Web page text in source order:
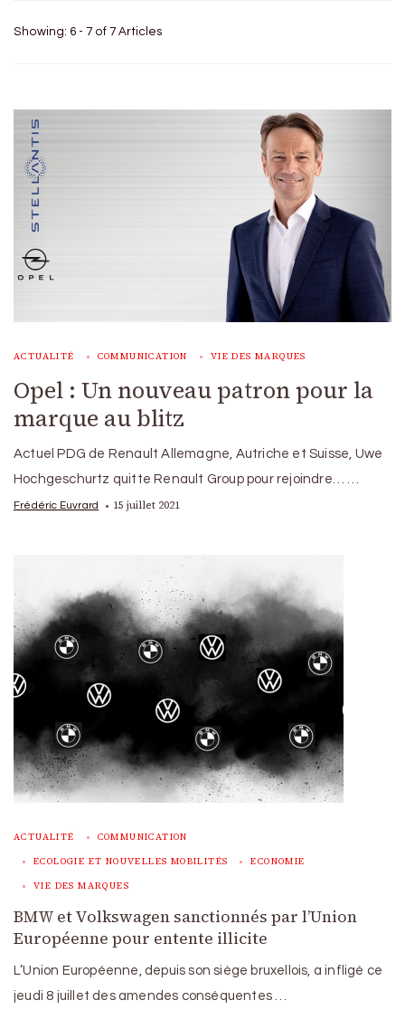
Showing: 6 - 7 of 7 Articles
ACTUALITÉ COMMUNICATION VIE DES MARQUES
Opel : Un nouveau patron pour la
marque au blitz
Actuel PDG de Renault Allemagne, Autriche et Suisse, Uwe
Hochgeschurtz quitte Renault Group pour rejoindre… …
Frédéric Euvrard 15 juillet 2021
ACTUALITÉ COMMUNICATION
ECOLOGIE ET NOUVELLES MOBILITÉS ECONOMIE
VIE DES MARQUES
BMW et Volkswagen sanctionnés par l’Union
Européenne pour entente illicite
L’Union Européenne, depuis son siège bruxellois, a infligé ce
jeudi 8 juillet des amendes conséquentes …